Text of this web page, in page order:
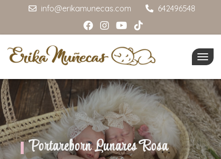
info@erikamunecas.com 642496548
Portareborn Lunares Rosa